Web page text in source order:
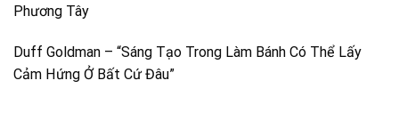
Phương Tây
Duff Goldman – “Sáng Tạo Trong Làm Bánh Có Thể Lấy
Cảm Hứng Ở Bất Cứ Đâu”